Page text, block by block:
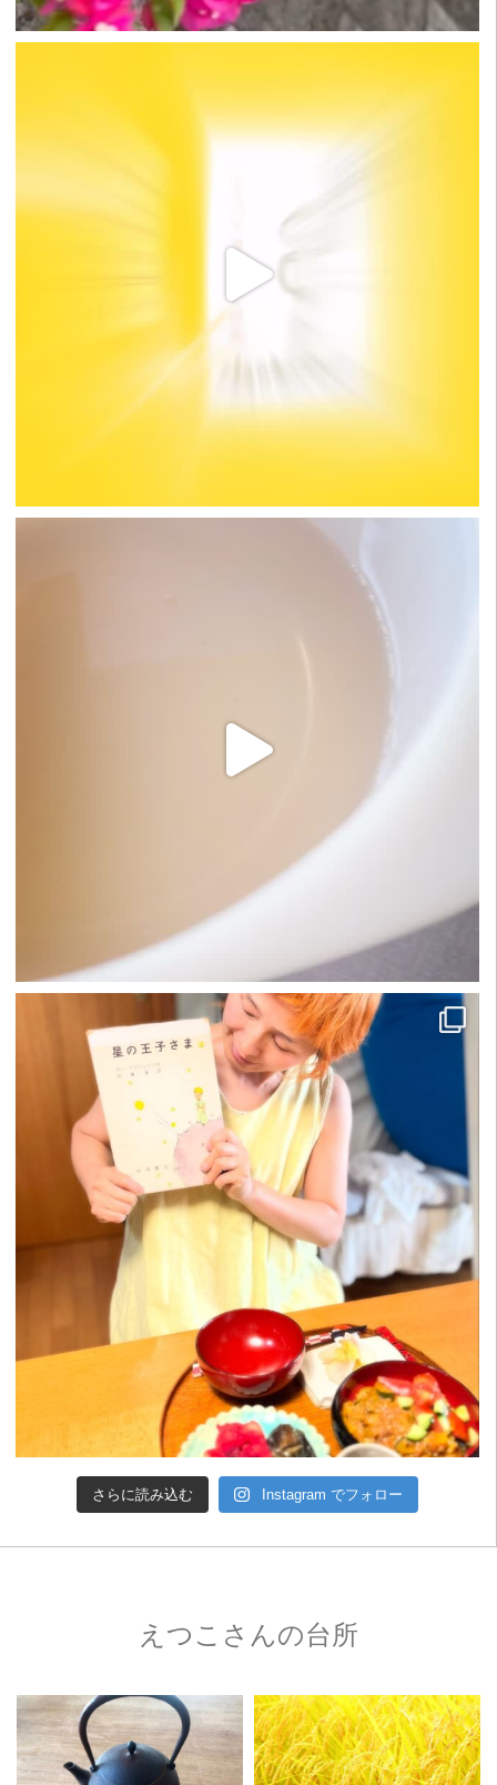
さらに読み込む Instagram でフォロー
えつこさんの台所